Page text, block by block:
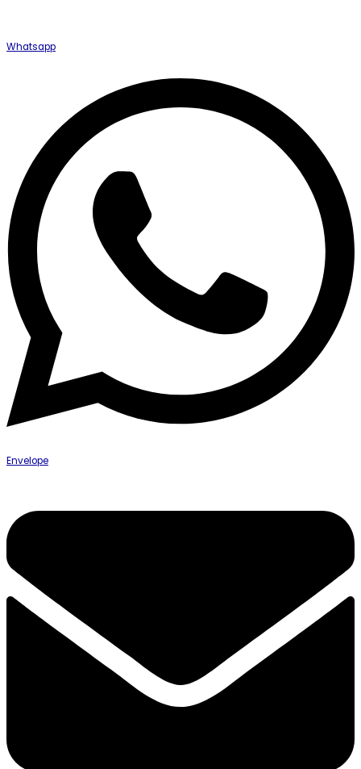
Whatsapp
Envelope